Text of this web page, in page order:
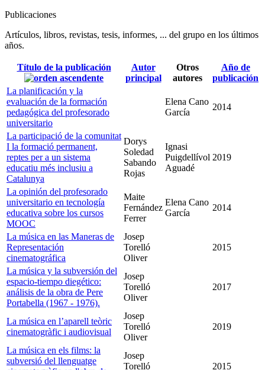
Publicaciones
Artículos, libros, revistas, tesis, informes, ... del grupo en los últimos
años.
Título de la publicación
Autor
principal
Otros
autores
Año de
publicación
La planificación y la
evaluación de la formación
pedagógica del profesorado
universitario
Elena Cano
García
2014
La participació de la comunitat
I la formació permanent,
reptes per a un sistema
educatiu més inclusiu a
Catalunya
Dorys
Soledad
Sabando
Rojas
Ignasi
Puigdellívol
Aguadé
2019
La opinión del profesorado
universitario en tecnología
educativa sobre los cursos
MOOC
Maite
Fernández
Ferrer
Elena Cano
García
2014
La música en las Maneras de
Representación
cinematográfica
Josep
Torelló
Oliver
2015
La música y la subversión del
espacio-tiempo diegético:
análisis de la obra de Pere
Portabella (1967 - 1976).
Josep
Torelló
Oliver
2017
La música en l’aparell teòric
cinematogràfic i audiovisual
Josep
Torelló
Oliver
2019
La música en els films: la
subversió del llenguatge
Josep
Torelló
2015